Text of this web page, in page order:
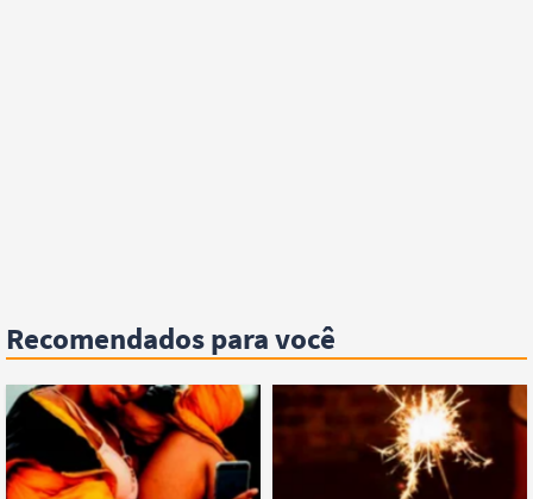
Recomendados para você